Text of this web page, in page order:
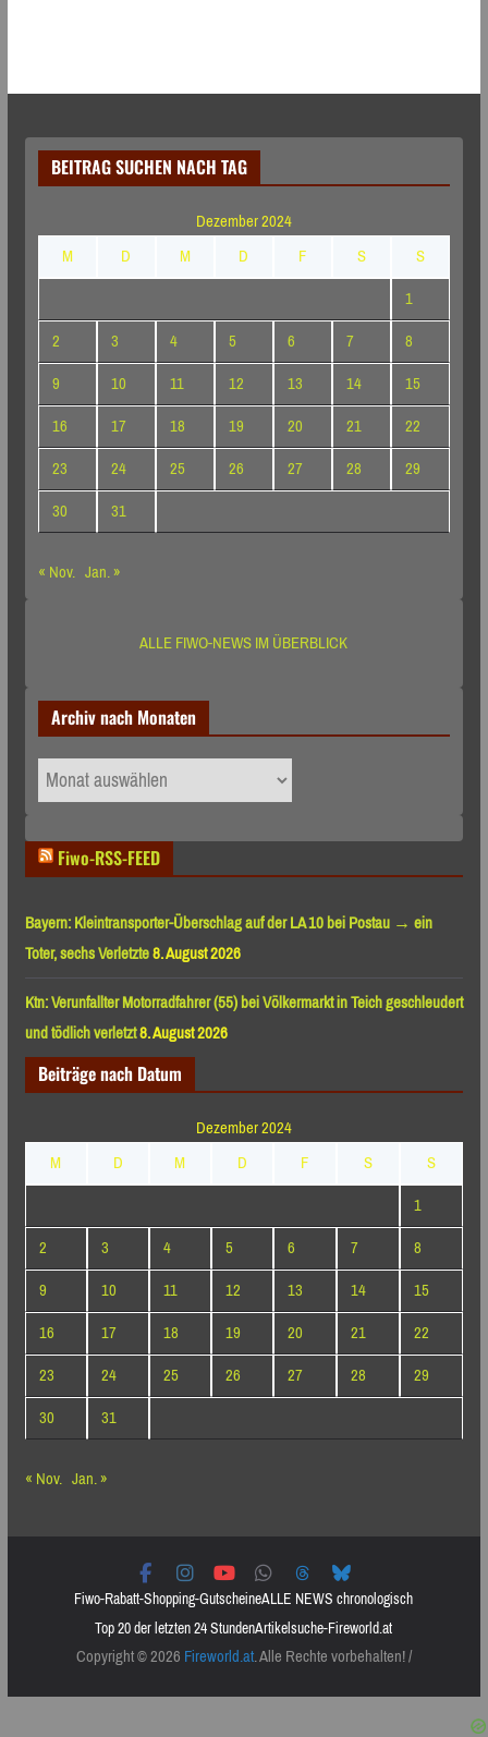
BEITRAG SUCHEN NACH TAG
Dezember 2024
M
D M D F S
S
1
2
3 4 5 6 7
8
9
10 11 12 13 14
15
16
17 18 19 20 21
22
23
24 25 26 27 28
29
30
31
« Nov. Jan. »
ALLE FIWO-NEWS IM ÜBERBLICK
Archiv nach Monaten
Archiv
nach
Fiwo-RSS-FEED
Bayern: Kleintransporter-Überschlag auf der LA 10 bei Postau → ein
Toter, sechs Verletzte8. August 2026
Ktn: Verunfallter Motorradfahrer (55) bei Völkermarkt in Teich geschleudert
und tödlich verletzt8. August 2026
Beiträge nach Datum
Dezember 2024
M
D M D F S
S
1
2
3 4 5 6 7
8
9
10 11 12 13 14
15
16
17 18 19 20 21
22
23
24 25 26 27 28
29
30
31
« Nov. Jan. »
Fiwo-Rabatt-Shopping-GutscheineALLE NEWS chronologisch
Top 20 der letzten 24 StundenArtikelsuche-Fireworld.at
Copyright © 2026Fireworld.at. Alle Rechte vorbehalten! /